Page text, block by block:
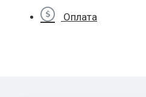
Оплата